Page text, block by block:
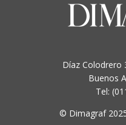
Díaz Colodrero
Buenos
Tel:
© Dimagraf